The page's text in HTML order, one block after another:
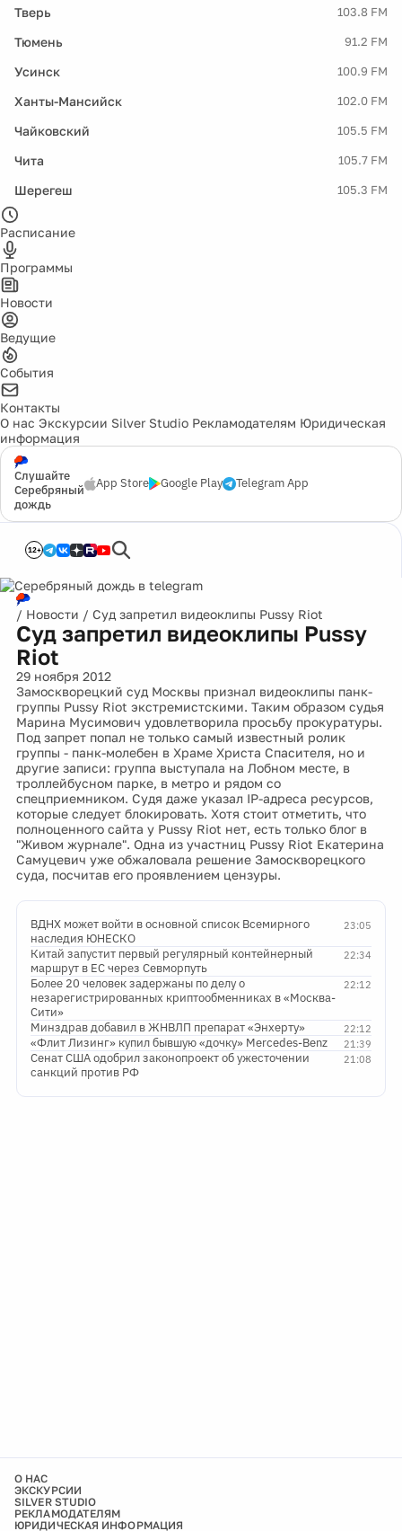
Тверь 103.8 FM
Тюмень 91.2 FM
Усинск 100.9 FM
Ханты-Мансийск 102.0 FM
Чайковский 105.5 FM
Чита 105.7 FM
Шерегеш 105.3 FM
Расписание
Программы
Новости
Ведущие
События
Контакты
О нас Экскурсии Silver Studio Рекламодателям Юридическая
информация
Слушайте
Серебряный
дождь
App Store Google Play Telegram App
12+
/ Новости / Суд запретил видеоклипы Pussy Riot
Суд запретил видеоклипы Pussy
Riot
29 ноября 2012
Замоскворецкий суд Москвы признал видеоклипы панк-
группы Pussy Riot экстремистскими. Таким образом судья
Марина Мусимович удовлетворила просьбу прокуратуры.
Под запрет попал не только самый известный ролик
группы - панк-молебен в Храме Христа Спасителя, но и
другие записи: группа выступала на Лобном месте, в
троллейбусном парке, в метро и рядом со
спецприемником. Судя даже указал IP-адреса ресурсов,
которые следует блокировать. Хотя стоит отметить, что
полноценного сайта у Pussy Riot нет, есть только блог в
"Живом журнале". Одна из участниц Pussy Riot Екатерина
Самуцевич уже обжаловала решение Замоскворецкого
суда, посчитав его проявлением цензуры.
23:05
ВДНХ может войти в основной список Всемирного
наследия ЮНЕСКО
22:34
Китай запустит первый регулярный контейнерный
маршрут в ЕС через Севморпуть
22:12
Более 20 человек задержаны по делу о
незарегистрированных криптообменниках в «Москва-
Сити»
22:12
Минздрав добавил в ЖНВЛП препарат «Энхерту»
21:39
«Флит Лизинг» купил бывшую «дочку» Mercedes-Benz
21:08
Сенат США одобрил законопроект об ужесточении
санкций против РФ
О НАС
ЭКСКУРСИИ
SILVER STUDIO
РЕКЛАМОДАТЕЛЯМ
ЮРИДИЧЕСКАЯ ИНФОРМАЦИЯ